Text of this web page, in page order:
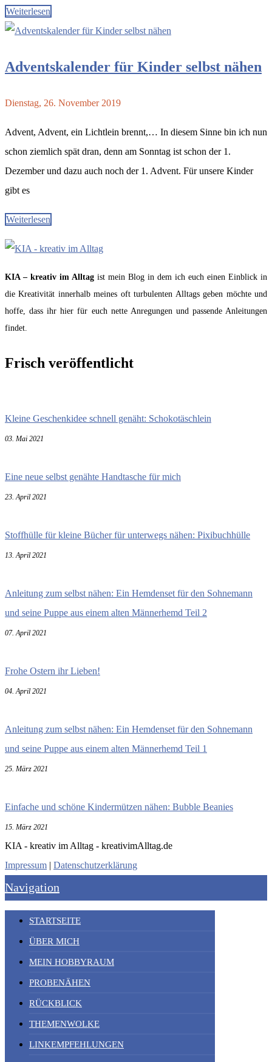
Weiterlesen
Adventskalender für Kinder selbst nähen
Dienstag, 26. November 2019
Advent, Advent, ein Lichtlein brennt,… In diesem Sinne bin ich nun
schon ziemlich spät dran, denn am Sonntag ist schon der 1.
Dezember und dazu auch noch der 1. Advent. Für unsere Kinder
gibt es
Weiterlesen
KIA – kreativ im Alltag ist mein Blog in dem ich euch einen Einblick in
die Kreativität innerhalb meines oft turbulenten Alltags geben möchte und
hoffe, dass ihr hier für euch nette Anregungen und passende Anleitungen
findet.
Frisch veröffentlicht
Kleine Geschenkidee schnell genäht: Schokotäschlein
03. Mai 2021
Eine neue selbst genähte Handtasche für mich
23. April 2021
Stoffhülle für kleine Bücher für unterwegs nähen: Pixibuchhülle
13. April 2021
Anleitung zum selbst nähen: Ein Hemdenset für den Sohnemann
und seine Puppe aus einem alten Männerhemd Teil 2
07. April 2021
Frohe Ostern ihr Lieben!
04. April 2021
Anleitung zum selbst nähen: Ein Hemdenset für den Sohnemann
und seine Puppe aus einem alten Männerhemd Teil 1
25. März 2021
Einfache und schöne Kindermützen nähen: Bubble Beanies
15. März 2021
KIA - kreativ im Alltag - kreativimAlltag.de
Impressum | Datenschutzerklärung
Navigation
STARTSEITE
ÜBER MICH
MEIN HOBBYRAUM
PROBENÄHEN
RÜCKBLICK
THEMENWOLKE
LINKEMPFEHLUNGEN